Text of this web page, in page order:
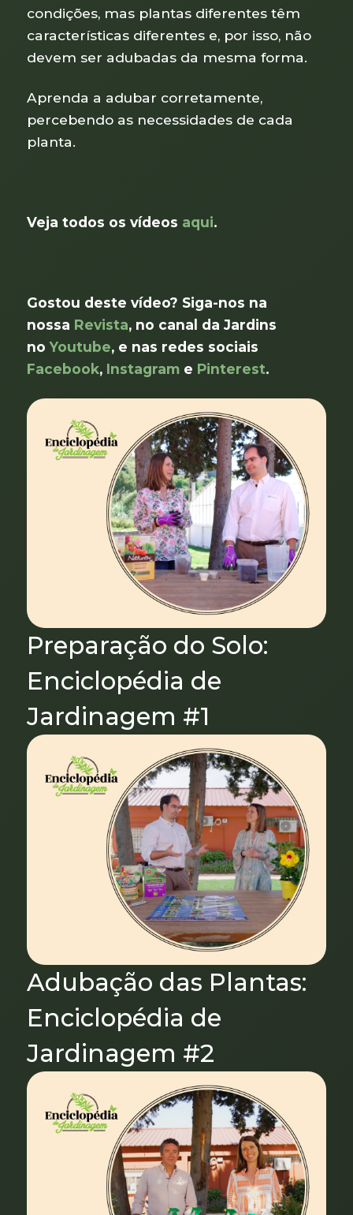
condições, mas plantas diferentes têm
características diferentes e, por isso, não
devem ser adubadas da mesma forma.
Aprenda a adubar corretamente,
percebendo as necessidades de cada
planta.
Veja todos os vídeos aqui.
Gostou deste vídeo? Siga-nos na
nossa Revista, no canal da Jardins
noYoutube, e nas redes sociais
Facebook, Instagram e Pinterest.
Preparação do Solo:
Enciclopédia de
Jardinagem #1
Adubação das Plantas:
Enciclopédia de
Jardinagem #2